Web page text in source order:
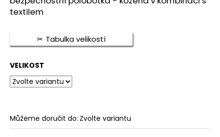
5,0
hvězdiček.
textilem
Tabulka velikostí
VELIKOST
Můžeme doručit do: Zvolte variantu
a
t
?
HLEDAT